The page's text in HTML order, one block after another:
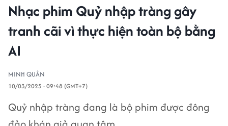
Nhạc phim Quỷ nhập tràng gây
tranh cãi vì thực hiện toàn bộ bằng
AI
MINH QUÂN
10/03/2025 - 09:48 (GMT+7)
Quỷ nhập tràng đang là bộ phim được đông